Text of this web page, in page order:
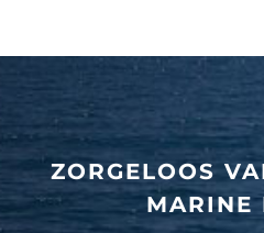
ZORGELOOS
MARINE